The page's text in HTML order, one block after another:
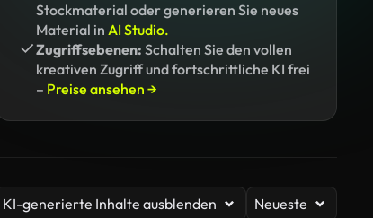
Stockmaterial oder generieren Sie neues
Material in AI Studio.
Zugriffsebenen: Schalten Sie den vollen
kreativen Zugriff und fortschrittliche KI frei
– Preise ansehen →
KI-generierte Inhalte ausblenden Neueste